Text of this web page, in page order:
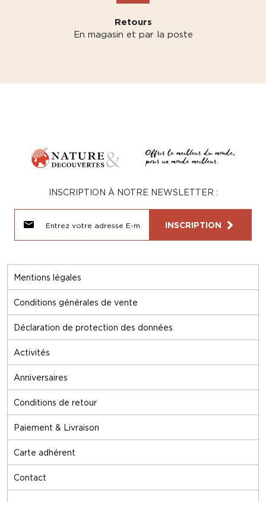
Retours
En magasin et par la poste
Mentions légales
Conditions générales de vente
Déclaration de protection des données
Activités
Anniversaires
Conditions de retour
Paiement & Livraison
Carte adhérent
Contact
INSCRIPTION À NOTRE NEWSLETTER :
INSCRIPTION